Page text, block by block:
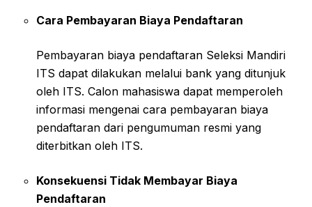
Cara Pembayaran Biaya Pendaftaran
Pembayaran biaya pendaftaran Seleksi Mandiri
ITS dapat dilakukan melalui bank yang ditunjuk
oleh ITS. Calon mahasiswa dapat memperoleh
informasi mengenai cara pembayaran biaya
pendaftaran dari pengumuman resmi yang
diterbitkan oleh ITS.
Konsekuensi Tidak Membayar Biaya
Pendaftaran